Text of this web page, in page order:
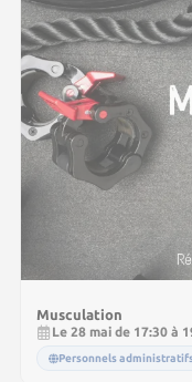
Musculation
Le 28 mai de 17:30 à
Personnels